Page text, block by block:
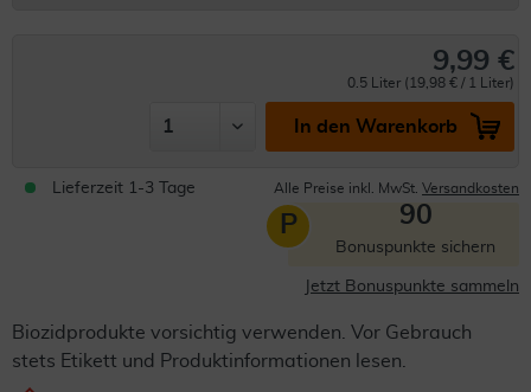
9,99 €
0.5 Liter (19,98 € / 1 Liter)
In den Warenkorb
Lieferzeit 1-3 Tage Alle Preise inkl. MwSt. Versandkosten
P 90
Bonuspunkte sichern
Jetzt Bonuspunkte sammeln
Biozidprodukte vorsichtig verwenden. Vor Gebrauch
stets Etikett und Produktinformationen lesen.